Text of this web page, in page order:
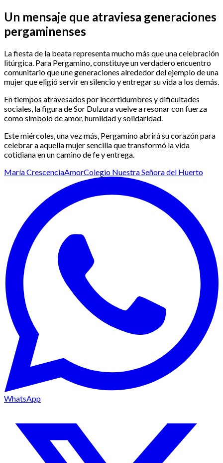
Un mensaje que atraviesa generaciones
pergaminenses
La fiesta de la beata representa mucho más que una celebración
litúrgica. Para Pergamino, constituye un verdadero encuentro
comunitario que une generaciones alrededor del ejemplo de una
mujer que eligió servir en silencio y entregar su vida a los demás.
En tiempos atravesados por incertidumbres y dificultades
sociales, la figura de Sor Dulzura vuelve a resonar con fuerza
como símbolo de amor, humildad y solidaridad.
Este miércoles, una vez más, Pergamino abrirá su corazón para
celebrar a aquella mujer sencilla que transformó la vida
cotidiana en un camino de fe y entrega.
María CrescenciaAmorColegio Nuestra Señora del Huerto
WhatsApp